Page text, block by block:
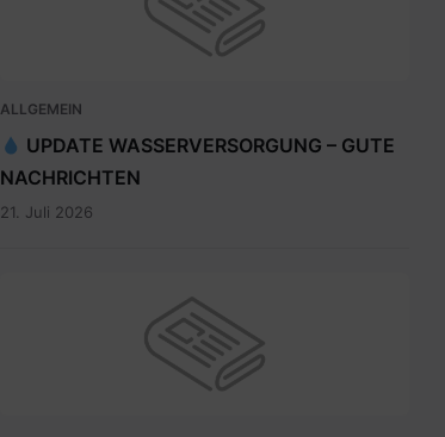
ALLGEMEIN
UPDATE WASSERVERSORGUNG – GUTE
NACHRICHTEN
21. Juli 2026